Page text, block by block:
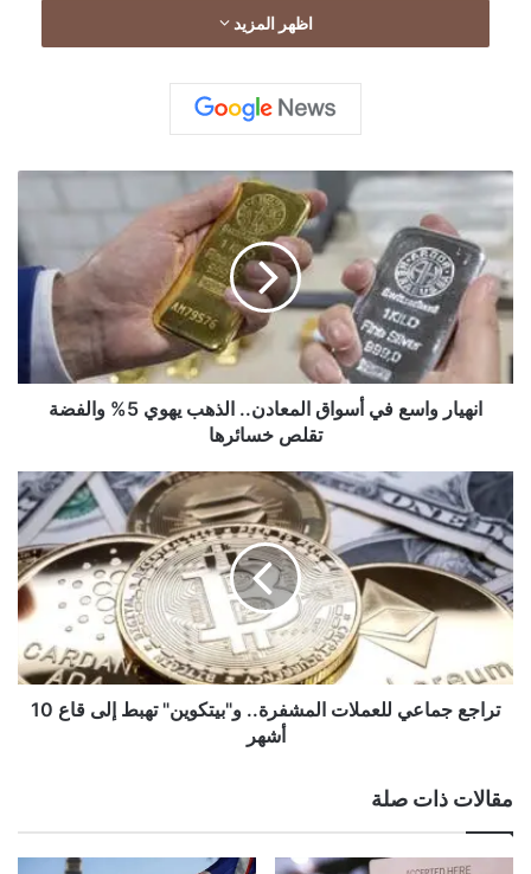
الموجهة للسوق الواسع اعتباراً من نهاية ديسمبر/كانون الأول.
اظهر المزيد
انهيار
واسع
في
أسواق
المعادن..
الذهب
يهوي
والفضة
تقلص
انهيار واسع في أسواق المعادن.. الذهب يهوي 5% والفضة
تقلص خسائرها
تراجع
جماعي
للعملات
المشفرة..
و"بيتكوين"
تهبط
10
أشهر
تراجع جماعي للعملات المشفرة.. و"بيتكوين" تهبط إلى قاع 10
أشهر
مقالات ذات صلة